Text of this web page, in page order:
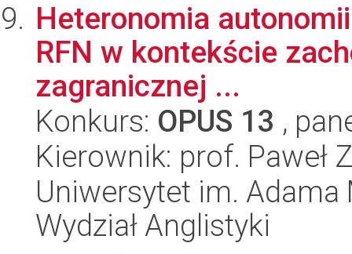
Heteronomia
RFN w kontekście
zagranicznej ...
Konkurs: OPUS 13 ,
Kierownik: prof. Paweł
Uniwersytet im.
Wydział Anglistyki